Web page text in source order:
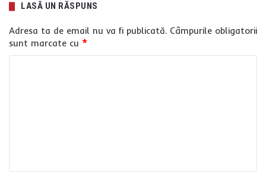
LASĂ UN RĂSPUNS
Adresa ta de email nu va fi publicată. Câmpurile obligatorii
sunt marcate cu *
a